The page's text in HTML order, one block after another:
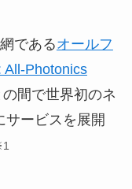
であるオールフ
All-Photonics
間で世界初のネ
サービスを展開